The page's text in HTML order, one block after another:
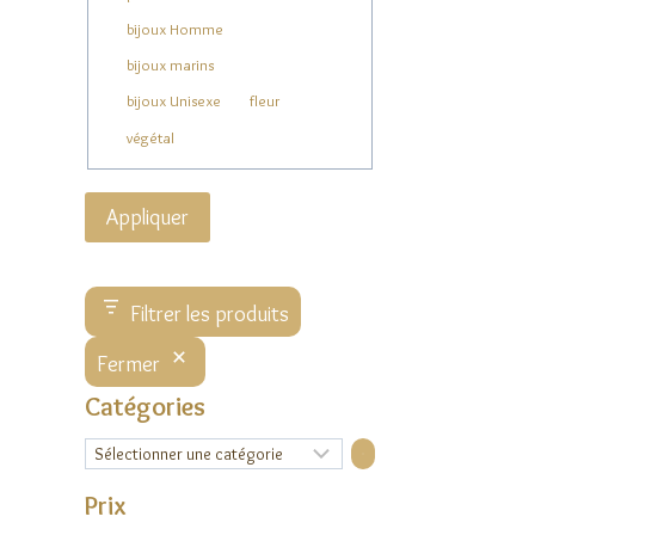
bijoux Homme
bijoux marins
bijoux Unisexe fleur
végétal
Appliquer
Filtrer les produits
Fermer
Catégories
Sélectionner
une
Prix